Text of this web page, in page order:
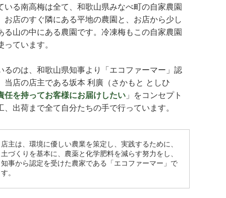
いる南高梅は全て、和歌山県みなべ町の自家農園
お店のすぐ隣にある平地の農園と、お店から少し
る山の中にある農園です。冷凍梅もこの自家農園
ています。
るのは、和歌山県知事より「エコファーマー」認
当店の店主である坂本 利廣（さかもと としひ
任を持ってお客様にお届けしたい 」をコンセプト
、出荷まで全て自分たちの手で行っています。
店主は、環境に優しい農業を策定し、実践するために、
土づくりを基本に、農薬と化学肥料を減らす努力をし、
知事から認定を受けた農家である「エコファーマー」で
す。